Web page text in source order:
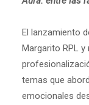
El lanzamiento
Margarito RPL
temas que
emocionales